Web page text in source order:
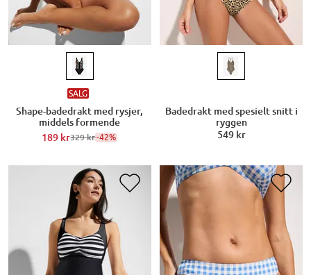
SALG
Shape-badedrakt med rysjer,
middels formende
189 kr329 kr-42%
Badedrakt med spesielt snitt i
ryggen
549 kr